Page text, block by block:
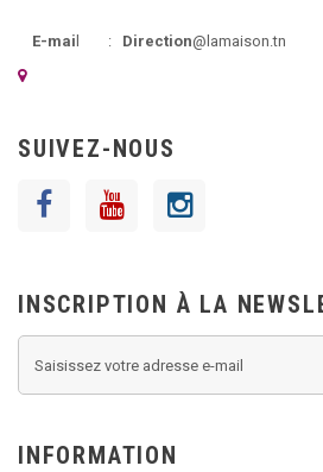
E-mai l : Direction@lamaison.tn
SUIVEZ-NOUS
INSCRIPTION À LA
INFORMATION